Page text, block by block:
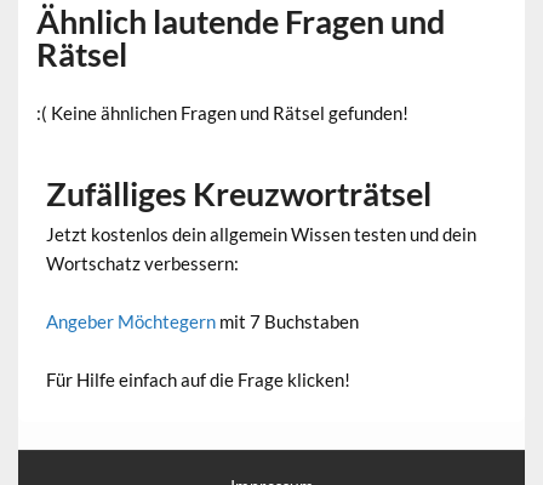
Ähnlich lautende Fragen und
Rätsel
:( Keine ähnlichen Fragen und Rätsel gefunden!
Zufälliges Kreuzworträtsel
Jetzt kostenlos dein allgemein Wissen testen und dein
Wortschatz verbessern:
Angeber Möchtegern mit 7 Buchstaben
Für Hilfe einfach auf die Frage klicken!